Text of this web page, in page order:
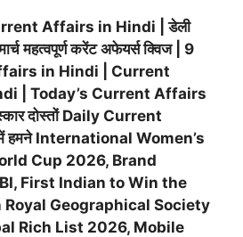
Affairs in Hindi | डेली
महत्वपूर्ण करेंट अफेयर्स क्विज | 9
in Hindi | Current
| Today’s Current Affairs
दोस्तों Daily Current
हमने International Women’s
Cup 2026, Brand
First Indian to Win the
Royal Geographical Society
Rich List 2026, Mobile